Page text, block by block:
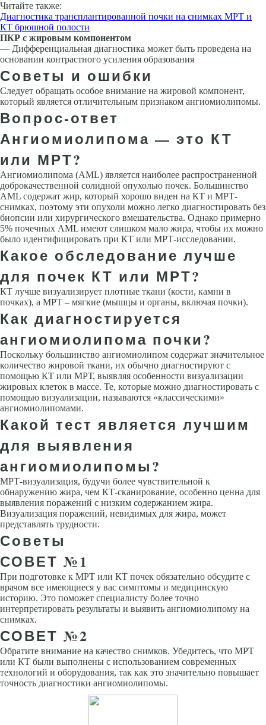
Читайте также:
Диагностика трансплантированной почки на снимках МРТ и
КТ брюшной полости
ПКР с жировым компонентом
— Дифференциальная диагностика может быть проведена на
основании контрастного усиления образования
Советы и ошибки
Следует обращать особое внимание на жировой компонент,
который является отличительным признаком ангиомиолипомы.
Вопрос-ответ
Ангиомиолипома — это КТ
или МРТ?
Ангиомиолипома (AML) является наиболее распространенной
доброкачественной солидной опухолью почек. Большинство
AML содержат жир, который хорошо виден на КТ и МРТ-
снимках, поэтому эти опухоли можно легко диагностировать без
биопсии или хирургического вмешательства. Однако примерно
5% почечных AML имеют слишком мало жира, чтобы их можно
было идентифицировать при КТ или МРТ-исследовании.
Какое обследование лучше
для почек КТ или МРТ?
КТ лучше визуализирует плотные ткани (кости, камни в
почках), а МРТ – мягкие (мышцы и органы, включая почки).
Как диагностируется
ангиомиолипома почки?
Поскольку большинство ангиомиолипом содержат значительное
количество жировой ткани, их обычно диагностируют с
помощью КТ или МРТ, выявляя особенности визуализации
жировых клеток в массе. Те, которые можно диагностировать с
помощью визуализации, называются «классическими»
ангиомиолипомами.
Какой тест является лучшим
для выявления
ангиомиолипомы?
МРТ-визуализация, будучи более чувствительной к
обнаружению жира, чем КТ-сканирование, особенно ценна для
выявления поражений с низким содержанием жира.
Визуализация поражений, невидимых для жира, может
представлять трудности.
Советы
СОВЕТ №1
При подготовке к МРТ или КТ почек обязательно обсудите с
врачом все имеющиеся у вас симптомы и медицинскую
историю. Это поможет специалисту более точно
интерпретировать результаты и выявить ангиомиолипому на
снимках.
СОВЕТ №2
Обратите внимание на качество снимков. Убедитесь, что МРТ
или КТ были выполнены с использованием современных
технологий и оборудования, так как это значительно повышает
точность диагностики ангиомиолипомы.